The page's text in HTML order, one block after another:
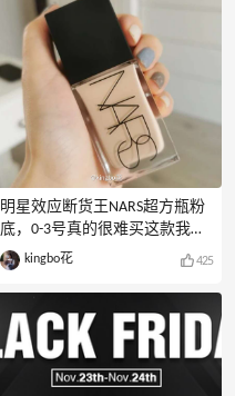
明星效应断货王NARS超方瓶粉
底，0-3号真的很难买这款我是
不知道怎么突然火的，反正跟
着买就对了。于是在刚上没多
久大家还没怎么抢的时候就在
丝芙兰买了个gobi，想着这色号
应该适合大多数人，自己也能
用的。没想到当我在清关的时
候，爆火，后来直接抢不到
kingbo花 425